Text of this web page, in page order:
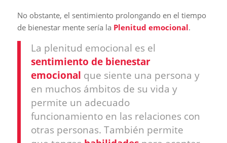
No obstante, el sentimiento prolongando en el tiempo
de bienestar mente sería la Plenitud emocional.
La plenitud emocional es el
sentimiento de bienestar
emocional que siente una persona y
en muchos ámbitos de su vida y
permite un adecuado
funcionamiento en las relaciones con
otras personas. También permite